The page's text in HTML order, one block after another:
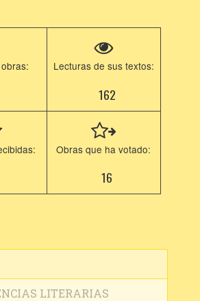
Lecturas de sus textos:
162
Obras que ha votado:
16
LITERARIAS